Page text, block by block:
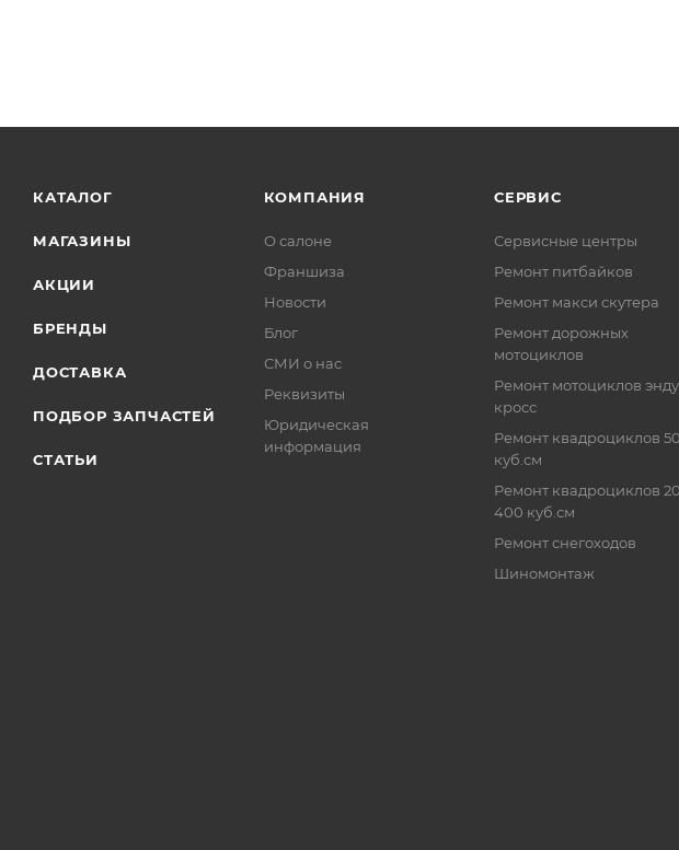
КАТАЛОГ
МАГАЗИНЫ
АКЦИИ
БРЕНДЫ
ДОСТАВКА
ПОДБОР ЗАПЧАСТЕЙ
СТАТЬИ
КОМПАНИЯ
О салоне
Франшиза
Новости
Блог
СМИ о нас
Реквизиты
Юридическая
информация
СЕРВИС
Сервисные центры
Ремонт питбайков
Ремонт макси скутера
Ремонт дорожных
мотоциклов
Ремонт мотоциклов
кросс
Ремонт квадроциклов
куб.см
Ремонт квадроциклов
400 куб.см
Ремонт снегоходов
Шиномонтаж